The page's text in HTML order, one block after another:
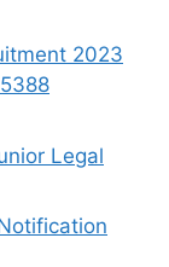
2023
Legal